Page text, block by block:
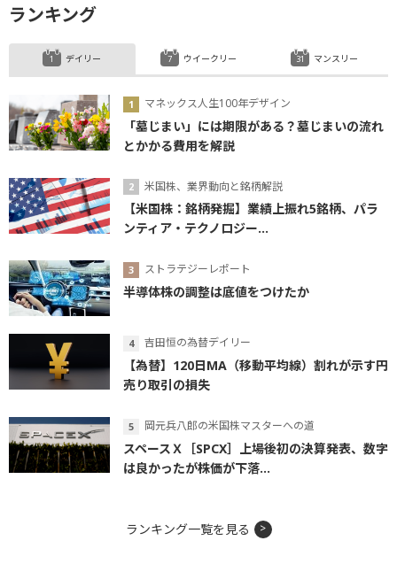
ランキング
デイリー
マネックス人生100年デザイン
「墓じまい」には期限がある？墓じまいの流れ
とかかる費用を解説
米国株、業界動向と銘柄解説
【米国株：銘柄発掘】業績上振れ5銘柄、パラ
ンティア・テクノロジー...
ストラテジーレポート
半導体株の調整は底値をつけたか
吉田恒の為替デイリー
【為替】120日MA（移動平均線）割れが示す円
売り取引の損失
岡元兵八郎の米国株マスターへの道
スペースＸ［SPCX］上場後初の決算発表、数字
は良かったが株価が下落...
ウイークリー マンスリー
ランキング一覧を見る